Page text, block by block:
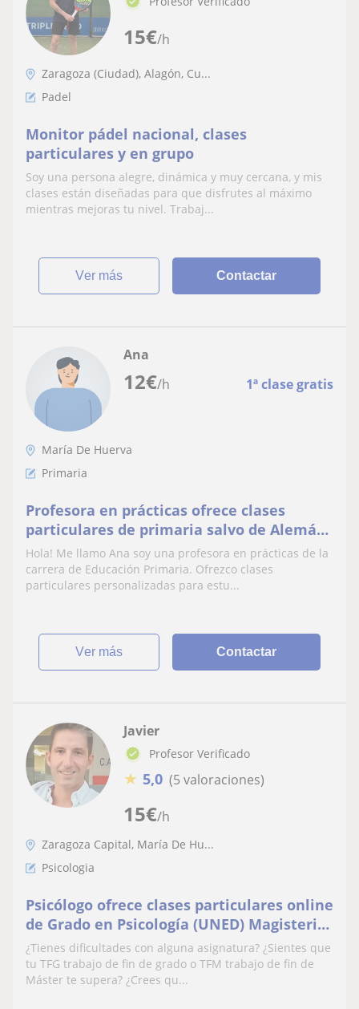
15€/h
Zaragoza (Ciudad), Alagón, Cu...
Padel
Monitor pádel nacional, clases
particulares y en grupo
Soy una persona alegre, dinámica y muy cercana, y mis
clases están diseñadas para que disfrutes al máximo
mientras mejoras tu nivel. Trabaj...
ver más Contactar
12€/h 1ª clase gratis
Ana
María De Huerva
Primaria
Profesora en prácticas ofrece clases
particulares de primaria salvo de Alemán
y Francés. Experiencia previa. Título B2 de
inglés
Hola! Me llamo Ana soy una profesora en prácticas de la
carrera de Educación Primaria. Ofrezco clases
particulares personalizadas para estu...
ver más Contactar
15€/h
Javier
Profesor Verificado
★ 5,0 (5 valoraciones)
Zaragoza Capital, María De Hu...
Psicologia
Psicólogo ofrece clases particulares online
de Grado en Psicología (UNED) Magisterio,
Psicopedagogía, TFG y TFM
¿Tienes dificultades con alguna asignatura? ¿Sientes que
tu TFG trabajo de fin de grado o TFM trabajo de fin de
Máster te supera? ¿Crees qu...